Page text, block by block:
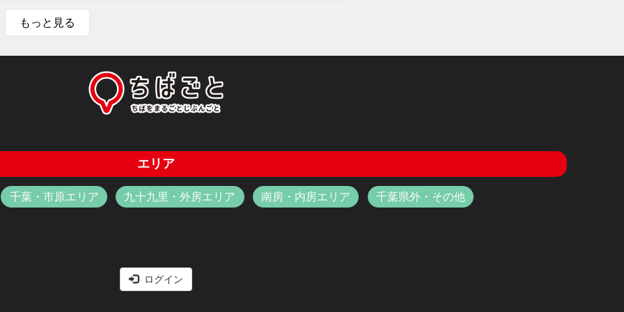
もっと見る
エリア
千葉・市原エリア 九十九里・外房エリア 南房・内房エリア 千葉県外・その他
ログイン